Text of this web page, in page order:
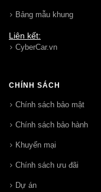
Bảng mẫu khung
Liên kết:
CyberCar.vn
CHÍNH SÁCH
Chính sách bảo mật
Chính sách bảo hành
Khuyến mại
Chính sách ưu đãi
Dự án